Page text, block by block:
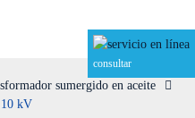
consultar
sumergido en aceite
10 kV